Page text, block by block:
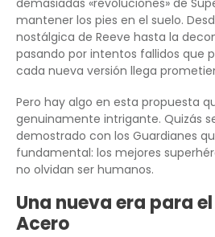
mantener los pies en el suelo.
nostálgica de Reeve hasta la
pasando por intentos fallidos que
cada nueva versión llega
Pero hay algo en esta propuesta
genuinamente intrigante. Quizás
demostrado con los Guardianes
fundamental: los mejores
no olvidan ser humanos.
Una nueva era para
Acero